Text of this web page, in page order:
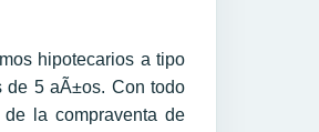
hipotecarios a tipo
de 5 aÃ±os. Con todo
la compraventa de